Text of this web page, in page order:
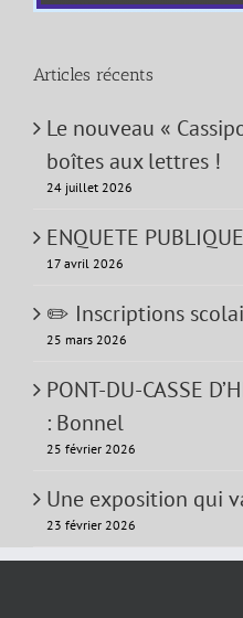
Articles récents
Le nouveau «
boîtes aux lettres !
24 juillet 2026
ENQUETE PUBLIQUE
17 avril 2026
✏️ Inscriptions
25 mars 2026
PONT-DU-CASSE
: Bonnel
25 février 2026
Une exposition qui
23 février 2026